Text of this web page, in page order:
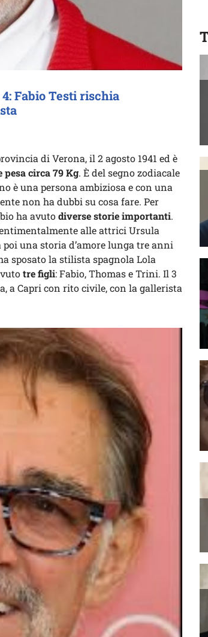
Fabio Testi rischia
di Verona, il 2 agosto 1941 ed è
pesa circa 79 Kg. È del segno zodiacale
è una persona ambiziosa e con una
non ha dubbi su cosa fare. Per
ha avutodiverse storie importanti.
alle attrici Ursula
una storia d’amore lunga tre anni
sposato la stilista spagnola Lola
tre figli: Fabio, Thomas e Trini. Il 3
a Capri con rito civile, con la gallerista